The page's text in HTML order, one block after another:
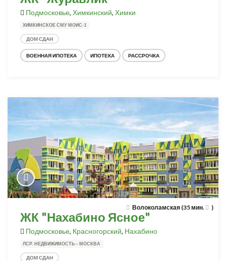
Подмосковье, Химкинский, Химки
ХИМКИНСКОЕ СМУ МОИС-1
ДОМ СДАН
ВОЕННАЯ ИПОТЕКА ИПОТЕКА РАССРОЧКА
Волоколамская (35 мин. )
ЖК "Нахабино Ясное"
Подмосковье, Красногорский, Нахабино
ЛСР. НЕДВИЖИМОСТЬ – МОСКВА
ДОМ СДАН